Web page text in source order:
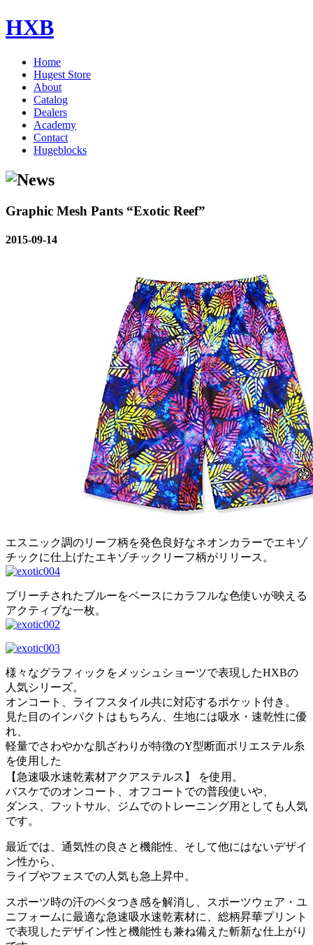
HXB
Home
Hugest Store
About
Catalog
Dealers
Academy
Contact
Hugeblocks
Graphic Mesh Pants “Exotic Reef”
2015-09-14
エスニック調のリーフ柄を発色良好なネオンカラーでエキゾ
チックに仕上げたエキゾチックリーフ柄がリリース。
ブリーチされたブルーをベースにカラフルな色使いが映える
アクティブな一枚。
様々なグラフィックをメッシュショーツで表現したHXBの
人気シリーズ。
オンコート、ライフスタイル共に対応するポケット付き。
見た目のインパクトはもちろん、生地には吸水・速乾性に優
れ、
軽量でさわやかな肌ざわりが特徴のY型断面ポリエステル糸
を使用した
【急速吸水速乾素材アクアステルス】 を使用。
バスケでのオンコート、オフコートでの普段使いや、
ダンス、フットサル、ジムでのトレーニング用としても人気
です。
最近では、通気性の良さと機能性、そして他にはないデザイ
ン性から、
ライブやフェスでの人気も急上昇中。
スポーツ時の汗のベタつき感を解消し、スポーツウェア・ユ
ニフォームに最適な急速吸水速乾素材に、総柄昇華プリント
で表現したデザイン性と機能性も兼ね備えた斬新な仕上がり